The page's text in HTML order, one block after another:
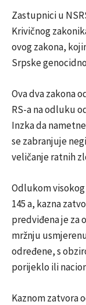
Zastupnici u
Krivičnog
ovog zakona,
Srpske
Ova dva zakona
RS-a na odluku
Inzka da
se zabranjuje
veličanje ratnih
Odlukom
145 a, kazna
predviđena je za
mržnju
određene, s
porijeklo ili
Kaznom zatvora